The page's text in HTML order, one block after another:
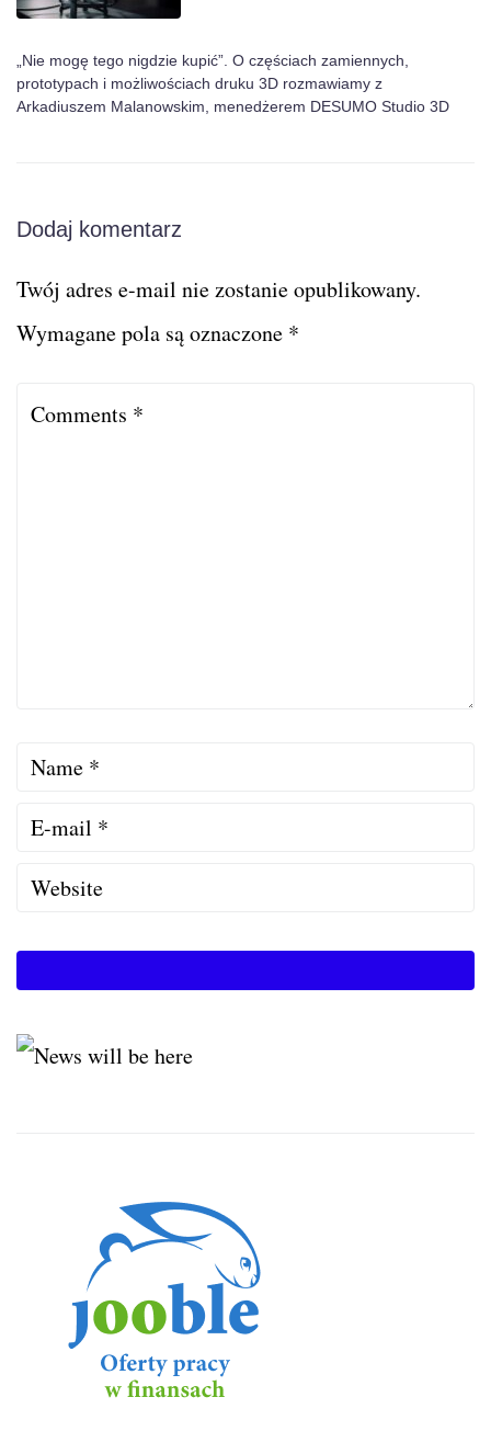
„Nie mogę tego nigdzie kupić”. O częściach zamiennych,
prototypach i możliwościach druku 3D rozmawiamy z
Arkadiuszem Malanowskim, menedżerem DESUMO Studio 3D
Dodaj komentarz
Twój adres e-mail nie zostanie opublikowany.
Wymagane pola są oznaczone *